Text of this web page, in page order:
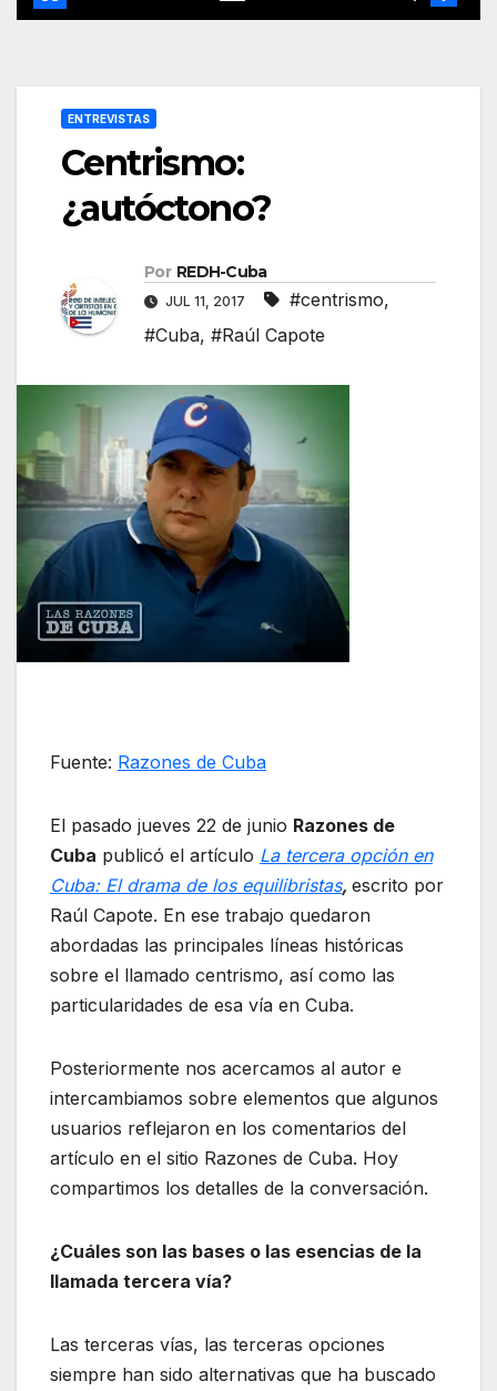
ENTREVISTAS
Centrismo:
¿autóctono?
Por REDH-Cuba
JUL 11, 2017 #centrismo,
#Cuba, #Raúl Capote
Fuente: Razones de Cuba
El pasado jueves 22 de junio Razones de
Cuba publicó el artículo La tercera opción en
Cuba: El drama de los equilibristas, escrito por
Raúl Capote. En ese trabajo quedaron
abordadas las principales líneas históricas
sobre el llamado centrismo, así como las
particularidades de esa vía en Cuba.
Posteriormente nos acercamos al autor e
intercambiamos sobre elementos que algunos
usuarios reflejaron en los comentarios del
artículo en el sitio Razones de Cuba. Hoy
compartimos los detalles de la conversación.
¿Cuáles son las bases o las esencias de la
llamada tercera vía?
Las terceras vías, las terceras opciones
siempre han sido alternativas que ha buscado